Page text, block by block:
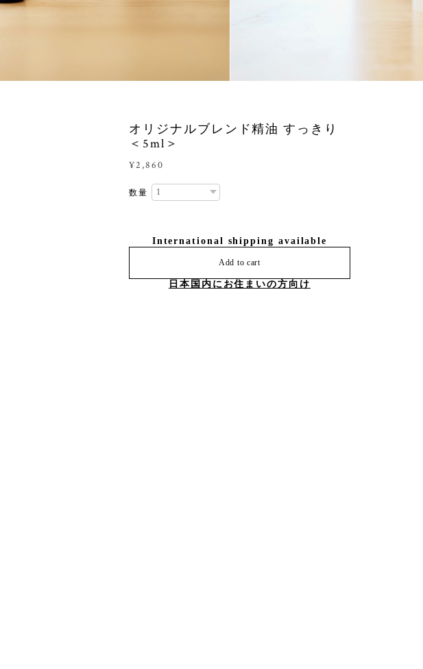
オリジナルブレンド精油 すっきり
＜5ml＞
¥2,860
数量
International shipping available
Add to cart
日本国内にお住まいの方向け